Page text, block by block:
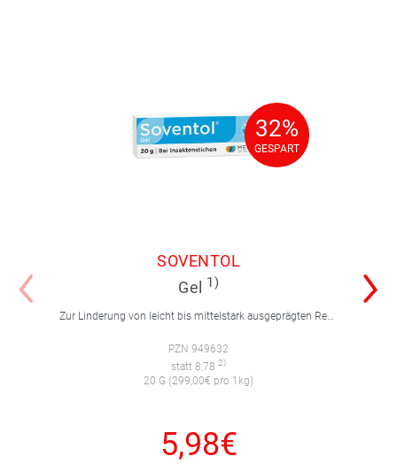
32%
GESPART
32%
GESPART
SOVENTOL
Gel 1)
PZN 949632
statt 8,78 2)
20 G (299,00€ pro 1kg)
5,98€